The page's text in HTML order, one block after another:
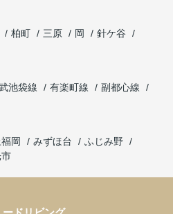
柏町 三原 岡
針ケ谷
池袋線 有楽町線
副都心線
福岡 みずほ台
ふじみ野